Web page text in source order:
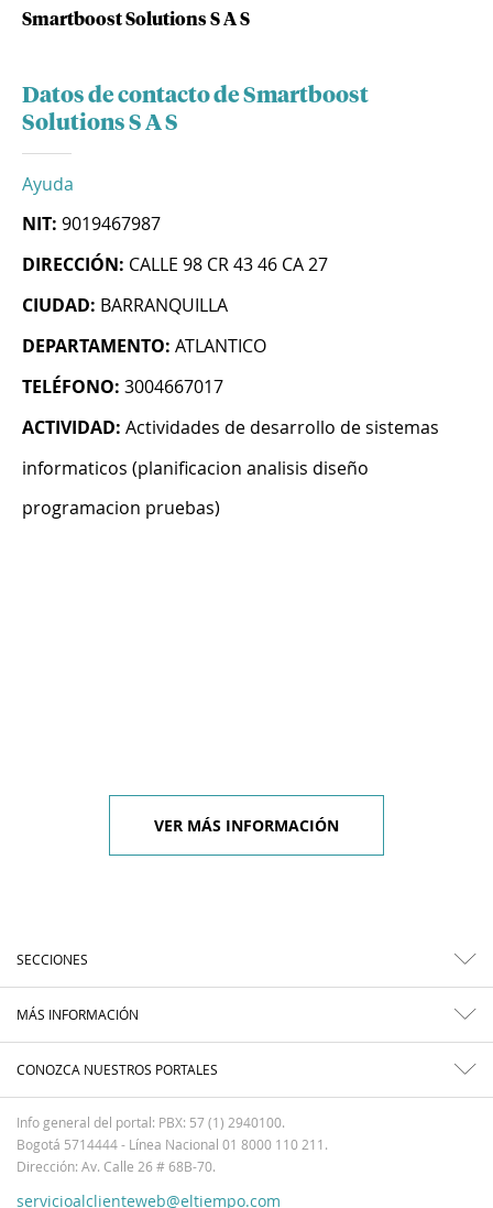
Smartboost Solutions S A S
Datos de contacto de Smartboost
Solutions S A S
Ayuda
NIT: 9019467987
DIRECCIÓN: CALLE 98 CR 43 46 CA 27
CIUDAD: BARRANQUILLA
DEPARTAMENTO: ATLANTICO
TELÉFONO: 3004667017
ACTIVIDAD: Actividades de desarrollo de sistemas
informaticos (planificacion analisis diseño
programacion pruebas)
VER MÁS INFORMACIÓN
SECCIONES
MÁS INFORMACIÓN
CONOZCA NUESTROS PORTALES
Info general del portal: PBX: 57 (1) 2940100.
Bogotá 5714444 - Línea Nacional 01 8000 110 211.
Dirección: Av. Calle 26 # 68B-70.
servicioalclienteweb@eltiempo.com